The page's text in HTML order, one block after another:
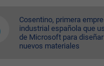
Cosentino, primera
industrial española que
de Microsoft para diseñar
nuevos materiales